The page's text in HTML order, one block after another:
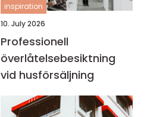
inspiration
10. July 2026
Professionell
överlåtelsebesiktning
vid husförsäljning